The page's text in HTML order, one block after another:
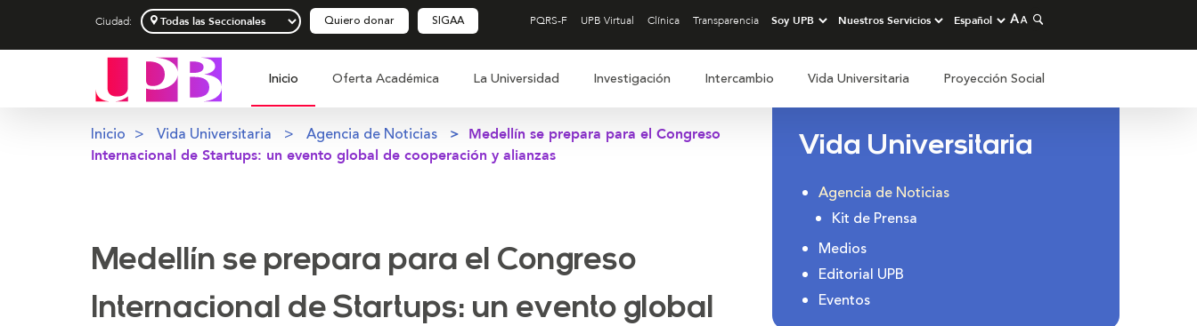
Ciudad: Quiero donar SIGAA PQRS-F UPB Virtual Clínica Transparencia
Inicio Oferta Académica La Universidad Investigación Intercambio Vida Universitaria Proyección Social
Vida Universitaria
Agencia de Noticias
Kit de Prensa
Medios
Editorial UPB
Eventos
Inicio Vida Universitaria Agencia de Noticias
Medellín se prepara para el Congreso
Internacional de Startups: un evento global de cooperación y alianzas
Medellín se prepara para el Congreso
Internacional de Startups: un evento global